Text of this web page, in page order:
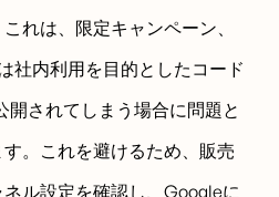
れは、限定キャンペーン、
社内利用を目的としたコード
開されてしまう場合に問題と
。これを避けるため、販売
ル設定を確認し、Googleに